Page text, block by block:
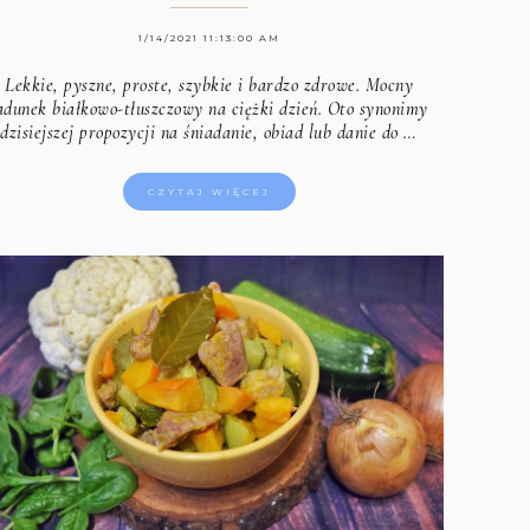
1/14/2021 11:13:00 AM
Lekkie, pyszne, proste, szybkie i bardzo zdrowe. Mocny
białkowo-tłuszczowy na ciężki dzień. Oto synonimy
dzisiejszej propozycji na śniadanie, obiad lub danie do …
CZYTAJ WIĘCEJ